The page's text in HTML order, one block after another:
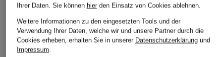
Weitere Kategorien
Ihrer Daten. Sie können hierden Einsatz von Cookies ablehnen.
Weitere Informationen zu den eingesetzten Tools und der
Verwendung Ihrer Daten, welche wir und unsere Partner durch die
Cookies erheben, erhalten Sie in unserer Datenschutzerklärungund
Impressum.